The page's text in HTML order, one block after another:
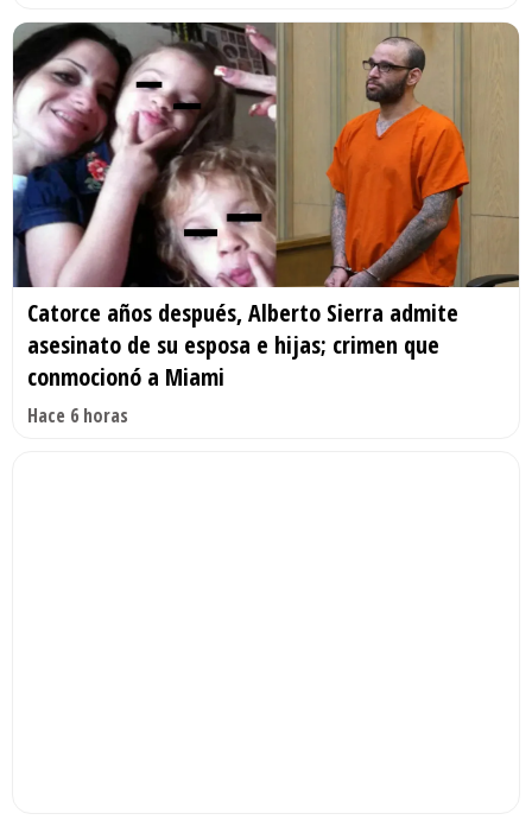
Catorce años después, Alberto Sierra admite
asesinato de su esposa e hijas; crimen que
conmocionó a Miami
Hace 6 horas